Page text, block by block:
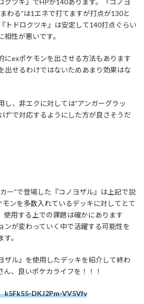
クツキ』でHPが140あります。『コノヨ
わる”は1エネで打てますが打点が130と
トドロクツキ』は安定して140打点ぐらい
性が悪いです。
にexポケモンを出させる方法もあります
出せるわけではないためあまり効果はな
し、非エクに対しては”アンガーグラッ
げ”で対応するようにした方が良さそうだ
ー”で登場した『コノヨザル』は上記で説
ンを多数入れているデッキに対してとて
使用する上での課題は確かにあります
ンが変わっていく中で活躍する可能性を
。
ザル』を使用したデッキを紹介して終わ
ん、良いポケカライフを！！！
k5Fk55-DKJ2Pm-VV5Vfv